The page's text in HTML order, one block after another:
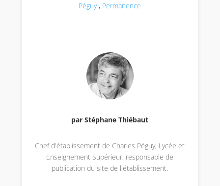
Péguy, Permanence
par Stéphane Thiébaut
Chef d'établissement de Charles Péguy, Lycée et
Enseignement Supérieur, responsable de
publication du site de l'établissement.